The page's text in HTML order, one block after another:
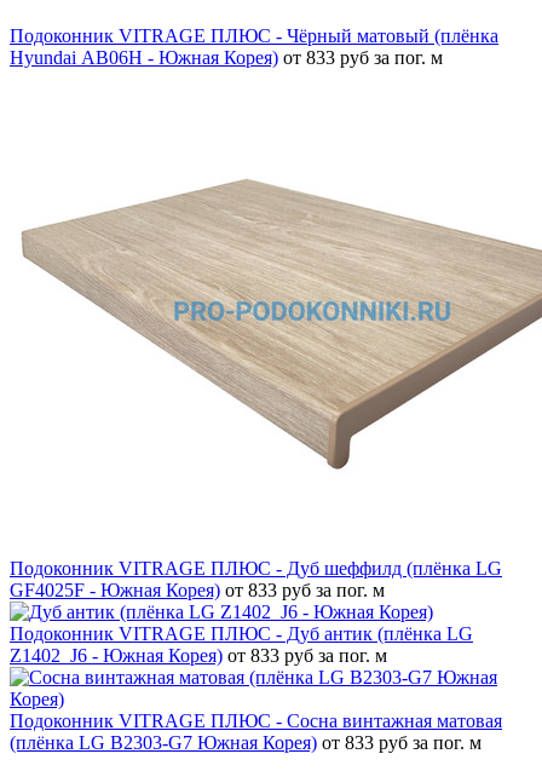
Подоконник VITRAGE ПЛЮС - Чёрный матовый (плёнка
Hyundai АВ06Н - Южная Корея) от 833 руб за пог. м
Подоконник VITRAGE ПЛЮС - Дуб шеффилд (плёнка LG
GF4025F - Южная Корея) от 833 руб за пог. м
Подоконник VITRAGE ПЛЮС - Дуб антик (плёнка LG
Z1402_J6 - Южная Корея) от 833 руб за пог. м
Подоконник VITRAGE ПЛЮС - Сосна винтажная матовая
(плёнка LG B2303-G7 Южная Корея) от 833 руб за пог. м